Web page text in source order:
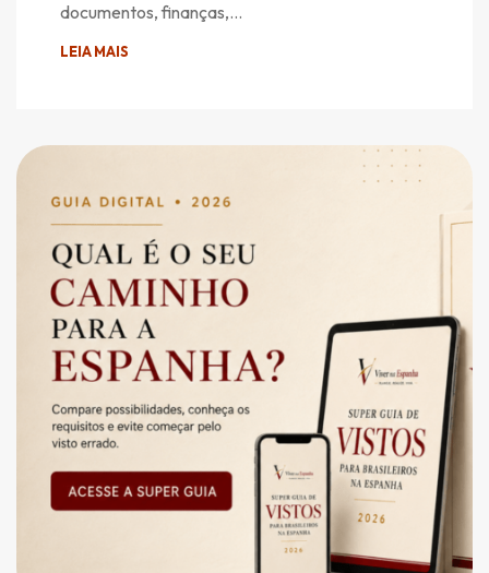
documentos, finanças,…
LEIA MAIS